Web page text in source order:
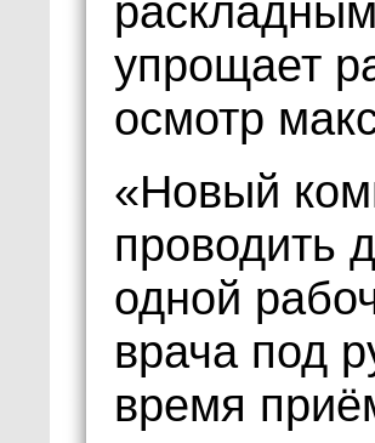
упрощает
осмотр
«Новый
проводить
одной
врача под
время